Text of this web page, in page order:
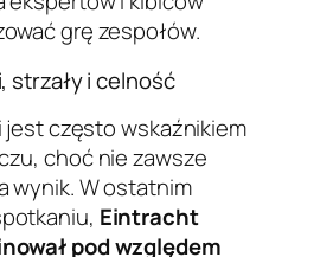
grę zespołów.
strzały i celność
jest często wskaźnikiem
choć nie zawsze
wynik. W ostatnim
Eintracht
pod względem